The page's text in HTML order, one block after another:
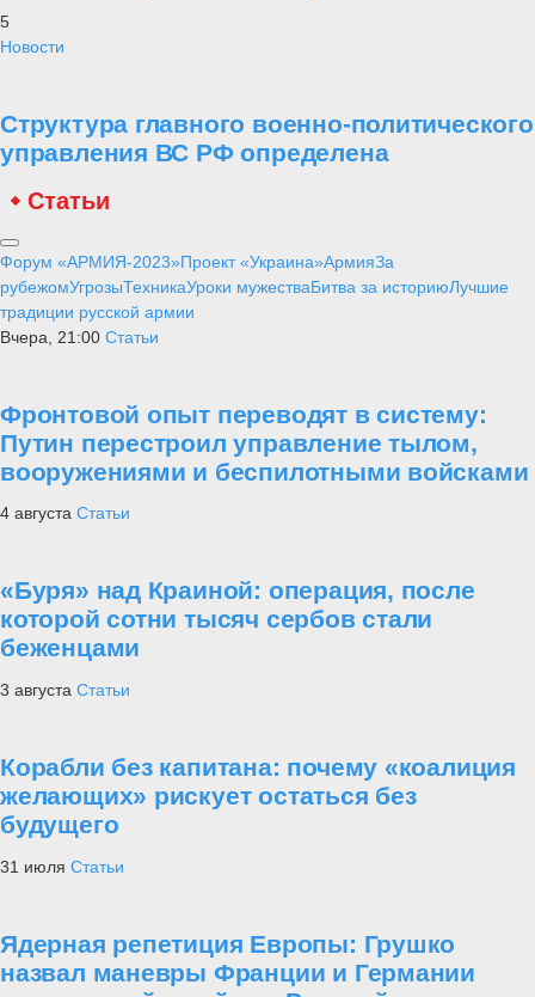
5
Новости
Структура главного военно-политического
управления ВС РФ определена
Статьи
Форум «АРМИЯ-2023»Проект «Украина»АрмияЗа
рубежомУгрозыТехникаУроки мужестваБитва за историюЛучшие
традиции русской армии
Вчера, 21:00 Статьи
Фронтовой опыт переводят в систему:
Путин перестроил управление тылом,
вооружениями и беспилотными войсками
4 августа Статьи
«Буря» над Краиной: операция, после
которой сотни тысяч сербов стали
беженцами
3 августа Статьи
Корабли без капитана: почему «коалиция
желающих» рискует остаться без
будущего
31 июля Статьи
Ядерная репетиция Европы: Грушко
назвал маневры Франции и Германии